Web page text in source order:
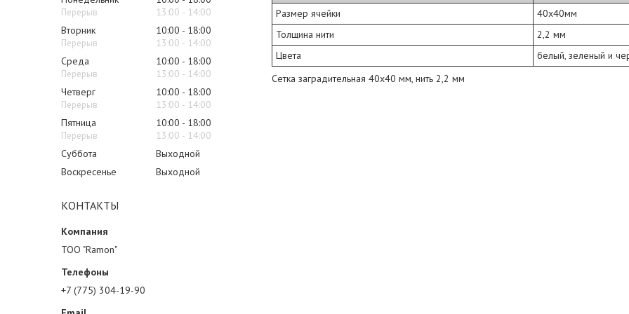
13:00
14:00
Вторник
10:00
18:00
13:00
14:00
Среда
10:00
18:00
13:00
14:00
Четверг
10:00
18:00
13:00
14:00
Пятница
10:00
18:00
13:00
14:00
Суббота
Выходной
Воскресенье
Выходной
КОНТАКТЫ
ТОО "Ramon"
+7 (775) 304-19-90
Размер ячейки
40х40мм
Толщина нити
2,2 мм
Цвета
белый, зеленый и
Сетка заградительная 40х40 мм, нить 2,2 мм